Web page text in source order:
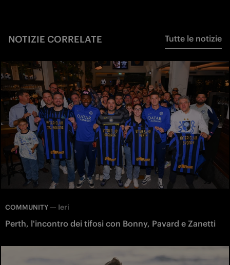
NOTIZIE CORRELATE Tutte le notizie
COMMUNITY — Ieri
Perth, l'incontro dei tifosi con Bonny, Pavard e Zanetti